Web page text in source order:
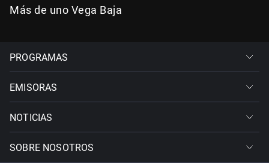
Más de uno Vega Baja
PROGRAMAS
EMISORAS
NOTICIAS
SOBRE NOSOTROS